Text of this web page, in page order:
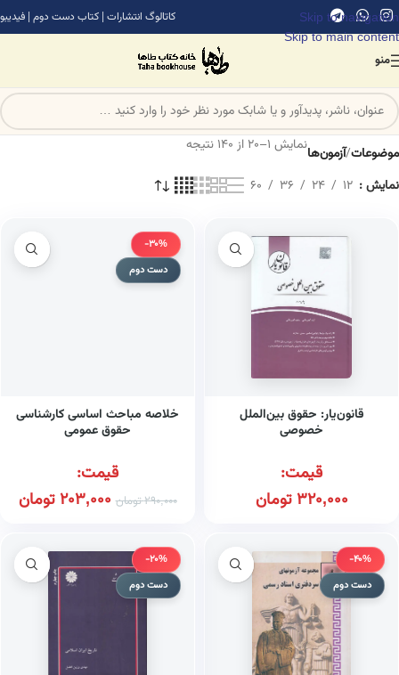
Skip to navigation
Skip to main content
کاتالوگ انتشارات | کتاب دست دوم | فیدیبو
منو
موضوعات/آزمون‌هانمایش 1–20 از 140 نتیجه
نمایش 12
24
36
60
قانون‌یار: حقوق بین‌الملل
خصوصی
قیمت:
320,000تومان
-30%
دست دوم
خلاصه مباحث اساسی کارشناسی
حقوق عمومی
قیمت:
290,000تومان 203,000تومان
-40%
دست دوم
-20%
دست دوم